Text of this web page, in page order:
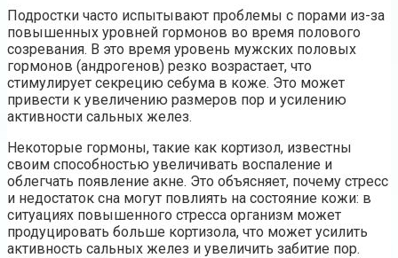
Подростки часто испытывают проблемы с порами из-за
повышенных уровней гормонов во время полового
созревания. В это время уровень мужских половых
гормонов (андрогенов) резко возрастает, что
стимулирует секрецию себума в коже. Это может
привести к увеличению размеров пор и усилению
активности сальных желез.
Некоторые гормоны, такие как кортизол, известны
своим способностью увеличивать воспаление и
облегчать появление акне. Это объясняет, почему стресс
и недостаток сна могут повлиять на состояние кожи: в
ситуациях повышенного стресса организм может
продуцировать больше кортизола, что может усилить
активность сальных желез и увеличить забитие пор.